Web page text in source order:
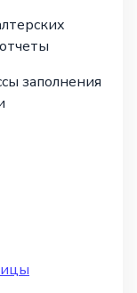
заполнения